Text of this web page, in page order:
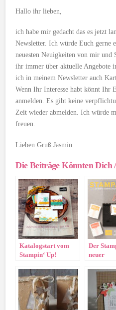
Hallo ihr lieben,
ich habe mir gedacht das es jetzt
Newsletter. Ich würde Euch gerne
neuesten Neuigkeiten von mir und
ihr immer über aktuelle Angebote
ich in meinem Newsletter auch
Wenn Ihr Interesse habt könnt Ihr
anmelden. Es gibt keine
Zeit wieder abmelden. Ich würde
freuen.
Lieben Gruß Jasmin
Die Beiträge Könnten Dich
Katalogstart vom
Stampin‘ Up!
neuer Onlineshop!!
Der
neuer
neues